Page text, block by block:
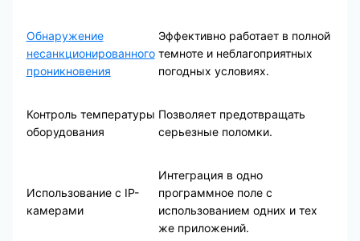
Обнаружение
несанкционированного
проникновения
Эффективно работает в полной
темноте и неблагоприятных
погодных условиях.
Контроль температуры
оборудования
Позволяет предотвращать
серьезные поломки.
Использование с IP-
камерами
Интеграция в одно
программное поле с
использованием одних и тех
же приложений.